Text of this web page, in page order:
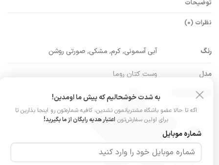
توضیحات
نظرات (0)
رنگ آبی آسمونی, کرم, مشکی, صورتی روشن
مدل وست کتان روما
جنس پارچه کتان کاغذی
لطیف و سبک
سایزبندی فری‌سایز (مناسب ۳۶ تا ۴۴)
به شدت خوشحالیم که پیش ما اومدین!
اگه تا حالا عضو باشگاه مشتریانمون نشدین، کافیه شماره‌تون رو اینجا بذارین تا
برای اولین سفارش‌توناعتبار هدیه رایگان از ما بگیرید!
شماره موبایل